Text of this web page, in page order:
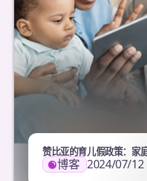
赞比亚的育儿假政策：家
博客 2024/07/12